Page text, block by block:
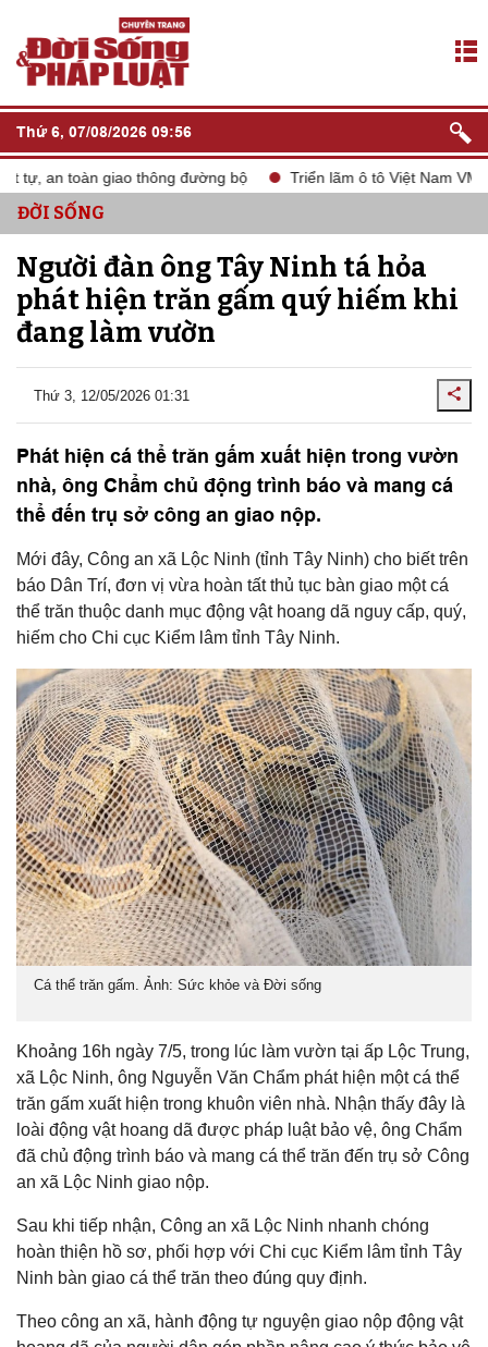
Thứ 6, 07/08/2026 09:56
an toàn giao thông đường bộ Triển lãm ô tô Việt Nam VMS
ĐỜI SỐNG
Người đàn ông Tây Ninh tá hỏa
phát hiện trăn gấm quý hiếm khi
đang làm vườn
Thứ 3, 12/05/2026 01:31
Phát hiện cá thể trăn gấm xuất hiện trong vườn
nhà, ông Chẩm chủ động trình báo và mang cá
thể đến trụ sở công an giao nộp.
Mới đây, Công an xã Lộc Ninh (tỉnh Tây Ninh) cho biết trên
báo Dân Trí, đơn vị vừa hoàn tất thủ tục bàn giao một cá
thể trăn thuộc danh mục động vật hoang dã nguy cấp, quý,
hiếm cho Chi cục Kiểm lâm tỉnh Tây Ninh.
Cá thể trăn gấm. Ảnh: Sức khỏe và Đời sống
Khoảng 16h ngày 7/5, trong lúc làm vườn tại ấp Lộc Trung,
xã Lộc Ninh, ông Nguyễn Văn Chẩm phát hiện một cá thể
trăn gấm xuất hiện trong khuôn viên nhà. Nhận thấy đây là
loài động vật hoang dã được pháp luật bảo vệ, ông Chẩm
đã chủ động trình báo và mang cá thể trăn đến trụ sở Công
an xã Lộc Ninh giao nộp.
Sau khi tiếp nhận, Công an xã Lộc Ninh nhanh chóng
hoàn thiện hồ sơ, phối hợp với Chi cục Kiểm lâm tỉnh Tây
Ninh bàn giao cá thể trăn theo đúng quy định.
Theo công an xã, hành động tự nguyện giao nộp động vật